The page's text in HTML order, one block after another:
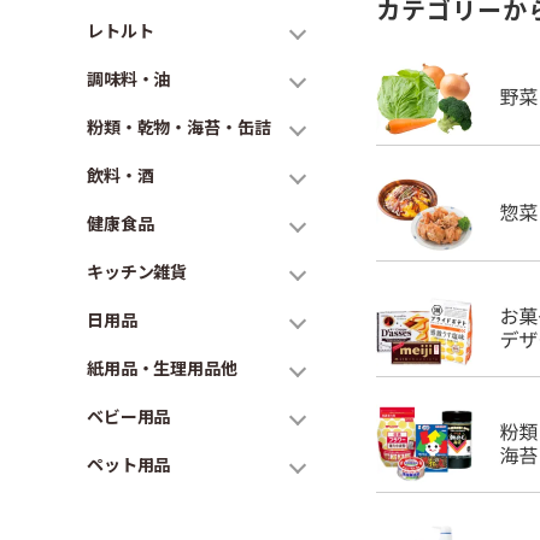
レトルト
調味料・油
粉類・乾物・海苔・缶詰
飲料・酒
健康食品
キッチン雑貨
日用品
紙用品・生理用品他
ベビー用品
ペット用品
カテゴリーか